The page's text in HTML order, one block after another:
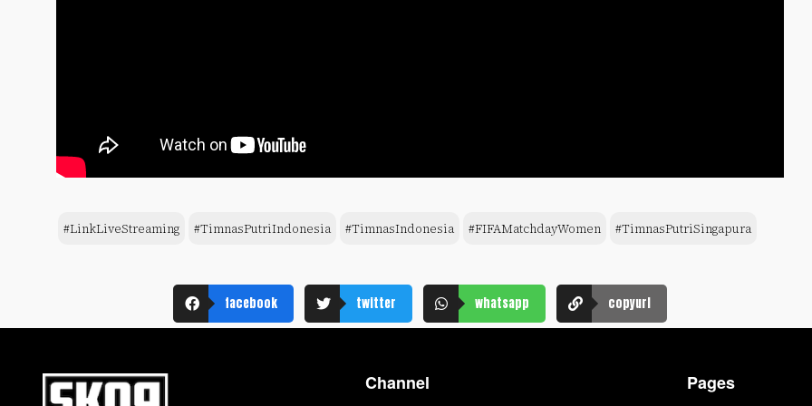
#LinkLiveStreaming #TimnasPutriIndonesia #TimnasIndonesia #FIFAMatchdayWomen #TimnasPutriSingapura
facebook twitter whatsapp copyurl
Channel Pages